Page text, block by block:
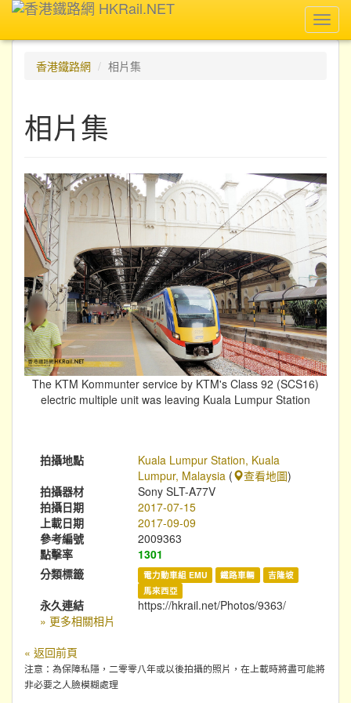
香港鐵路網
相片集
相片集
The KTM Kommunter service by KTM's Class 92 (SCS16)
electric multiple unit was leaving Kuala Lumpur Station
拍攝地點
Kuala Lumpur Station, Kuala
Lumpur, Malaysia ( 查看地圖)
拍攝器材
Sony SLT-A77V
拍攝日期
2017-07-15
上載日期
2017-09-09
參考編號
2009363
點擊率
1301
分類標籤
電力動車組 EMU 鐵路車輛
吉隆坡
馬來西亞
永久連結
https://hkrail.net/Photos/9363/
» 更多相關相片
« 返回前頁
注意：為保障私隱，二零零八年或以後拍攝的照片，在上載時將盡可能將
非必要之人臉模糊處理